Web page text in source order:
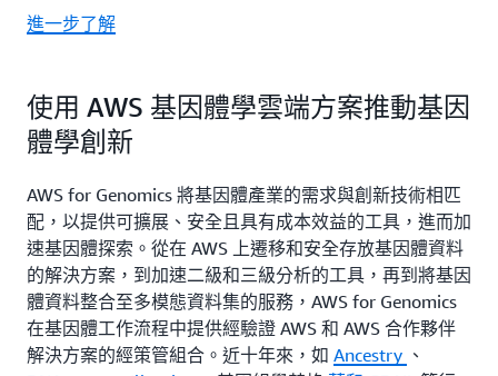
進一步了解
使用 AWS 基因體學雲端方案推動基因
體學創新
AWS for Genomics 將基因體產業的需求與創新技術相匹
配，以提供可擴展、安全且具有成本效益的工具，進而加
速基因體探索。從在 AWS 上遷移和安全存放基因體資料
的解決方案，到加速二級和三級分析的工具，再到將基因
體資料整合至多模態資料集的服務，AWS for Genomics
在基因體工作流程中提供經驗證 AWS 和 AWS 合作夥伴
解決方案的經策管組合。近十年來，如 Ancestry 、